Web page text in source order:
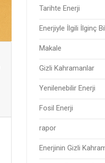
Tarihte Enerji
Enerjiyle İlgili İlginç
Makale
Gizli Kahramanlar
Yenilenebilir Enerji
Fosil Enerji
rapor
Enerjinin Gizli